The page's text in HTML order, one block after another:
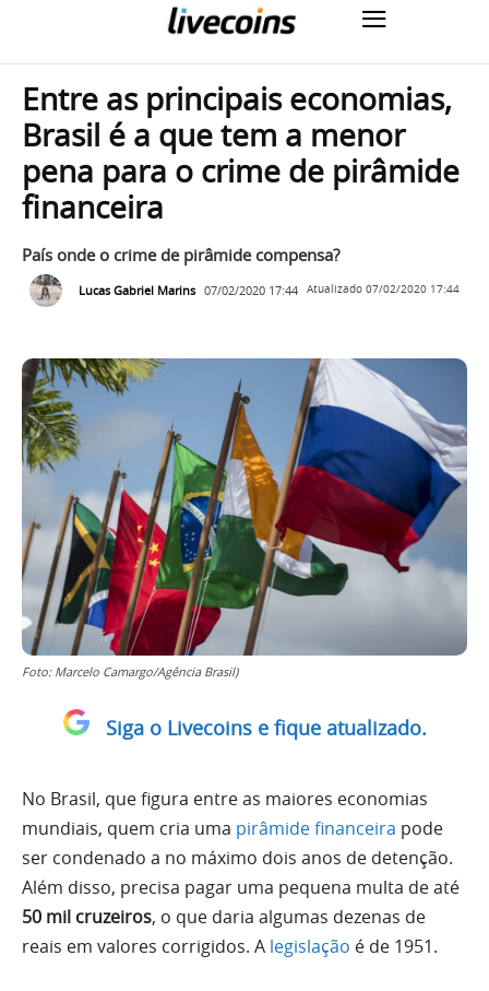
Entre as principais economias,
Brasil é a que tem a menor
pena para o crime de pirâmide
financeira
País onde o crime de pirâmide compensa?
Lucas Gabriel Marins 07/02/2020 17:44 Atualizado 07/02/2020 17:44
Foto: Marcelo Camargo/Agência Brasil)
Siga o Livecoins e fique atualizado.
No Brasil, que figura entre as maiores economias
mundiais, quem cria uma pirâmide financeira pode
ser condenado a no máximo dois anos de detenção.
Além disso, precisa pagar uma pequena multa de até
50 mil cruzeiros, o que daria algumas dezenas de
reais em valores corrigidos. A legislação é de 1951.